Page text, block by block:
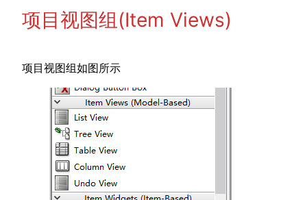
项目视图组(Item Views)
项目视图组如图所示